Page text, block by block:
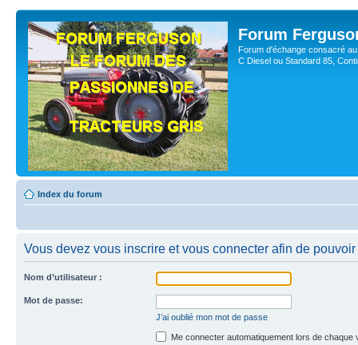
Forum
Forum d'échange consacré
C Diesel ou Standard 85,
Index du forum
Vous devez vous inscrire et vous connecter afin de
Nom d’utilisateur :
Mot de passe:
J’ai oublié mon mot de passe
Me connecter automatiquement lors de chaque